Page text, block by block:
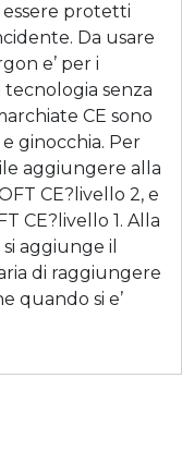
protetti
Da usare
e’ per i
senza
CE sono
ginocchia. Per
aggiungere alla
CE?livello 2, e
CE?livello 1. Alla
aggiunge il
di raggiungere
quando si e’